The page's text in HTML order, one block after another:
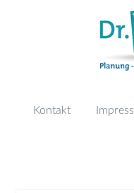
Kontakt